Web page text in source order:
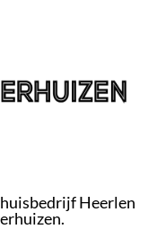
Heerlen